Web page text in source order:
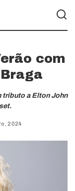
com
tributo a Elton John
2024